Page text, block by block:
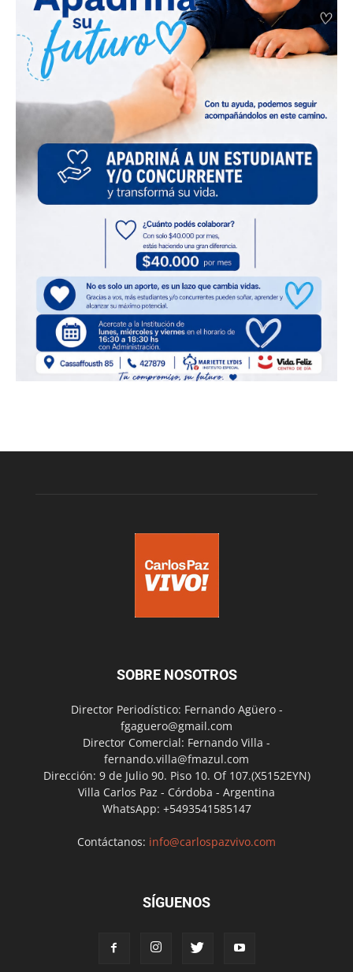
SOBRE NOSOTROS
Director Periodístico: Fernando Agüero -
fgaguero@gmail.com
Director Comercial: Fernando Villa -
fernando.villa@fmazul.com
Dirección: 9 de Julio 90. Piso 10. Of 107.(X5152EYN)
Villa Carlos Paz - Córdoba - Argentina
WhatsApp: +5493541585147
Contáctanos: info@carlospazvivo.com
SÍGUENOS